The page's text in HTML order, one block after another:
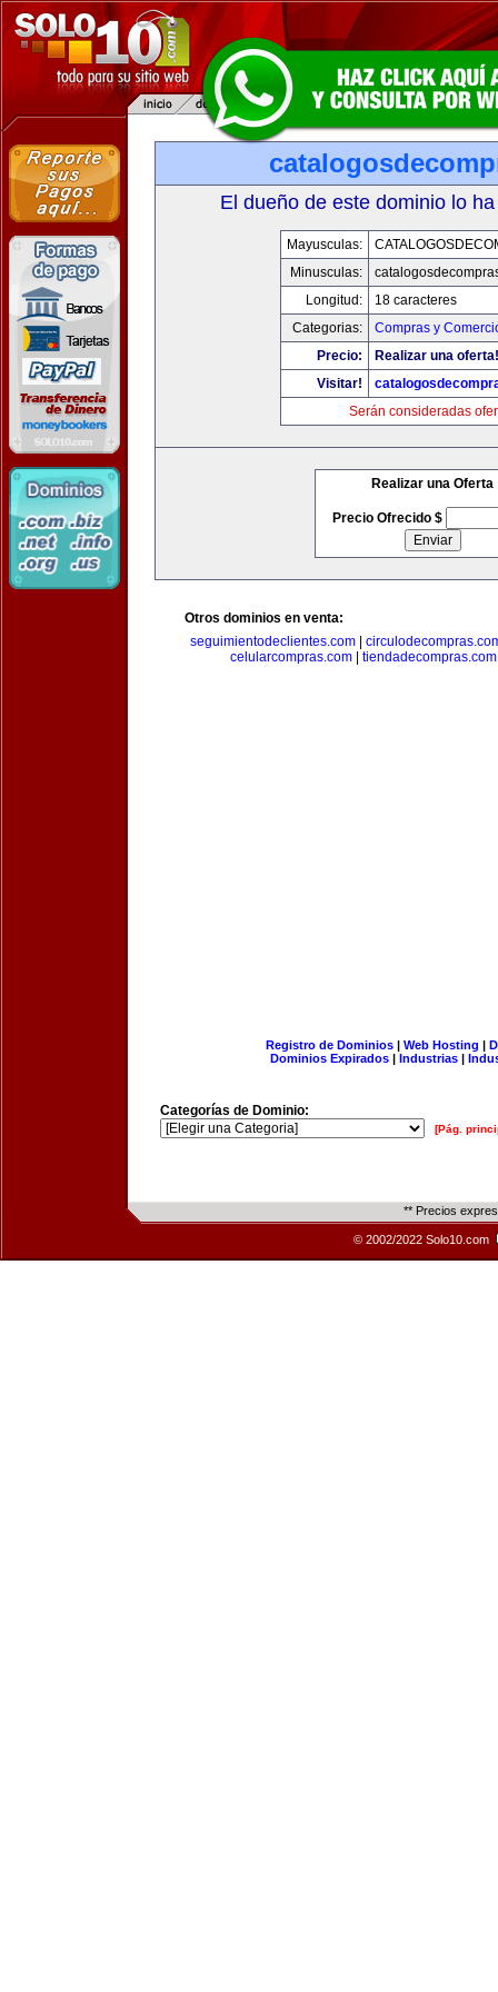
El dueño de este dominio lo
Mayusculas:
Minusculas:
Longitud:
18 caracteres
Categorias:
Compras y
Precio:
Realizar una oferta!
Visitar!
Serán consideradas
Realizar una Oferta
Precio Ofrecido $
Otros dominios en venta:
seguimientodeclientes.com
celularcompras.com| tiendadecompras.com
Registro de Dominios| Web Hosting |
Dominios Expirados | Industrias |
Categorías de Dominio:
[Pág.
** Precios
© 2002/2022 Solo10.com